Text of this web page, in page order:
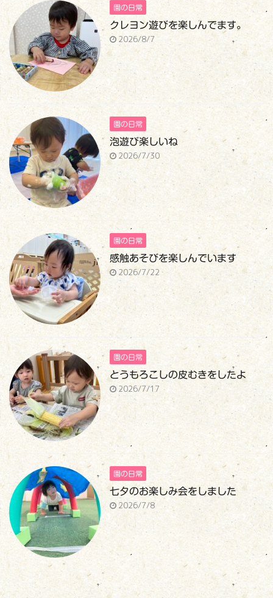
園の日常
クレヨン遊びを楽しんでます。
2026/8/7
園の日常
泡遊び楽しいね
2026/7/30
園の日常
感触あそびを楽しんでいます
2026/7/22
園の日常
とうもろこしの皮むきをしたよ
2026/7/17
園の日常
七夕のお楽しみ会をしました
2026/7/8